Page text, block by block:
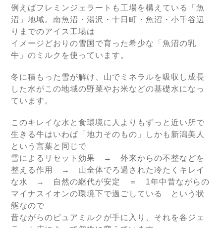
例えばフレミンジェラートも工場を構えている「魚
沼」地域。南魚沼・湯沢・十日町・魚沼・小千谷辺
りまでのアイス工場は
イメージどおりの雪国で育った希少な「魚沼の乳
牛」のミルクを使っています。
冬に積もった雪が解け、山でミネラルを吸収し成長
した水がこの地域の野菜やお米などの基礎水になっ
ています。
このキレイな水と食環境に人よりもずっと近い所で
生きる牛はいわば「地力そのもの」しかも新潟美人
という言葉と同じで
雪によるリセット効果 → 外来からの不整などを
整える作用 → 山全体でろ過された冷たくキレイ
な水 → 自然の継代が安定 ＝ 1年中昔ながらの
マイナスイオンの環境下で過ごしている という状
態なので
昔ながらのピュアミルクが手に入り、それを各ジェ